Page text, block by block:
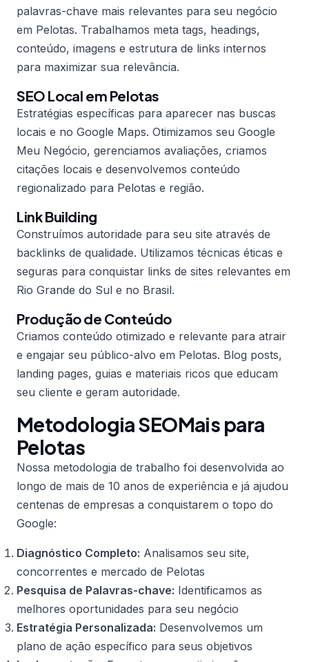
palavras-chave mais relevantes para seu negócio
em Pelotas. Trabalhamos meta tags, headings,
conteúdo, imagens e estrutura de links internos
para maximizar sua relevância.
SEO Local em Pelotas
Estratégias específicas para aparecer nas buscas
locais e no Google Maps. Otimizamos seu Google
Meu Negócio, gerenciamos avaliações, criamos
citações locais e desenvolvemos conteúdo
regionalizado para Pelotas e região.
Link Building
Construímos autoridade para seu site através de
backlinks de qualidade. Utilizamos técnicas éticas e
seguras para conquistar links de sites relevantes em
Rio Grande do Sul e no Brasil.
Produção de Conteúdo
Criamos conteúdo otimizado e relevante para atrair
e engajar seu público-alvo em Pelotas. Blog posts,
landing pages, guias e materiais ricos que educam
seu cliente e geram autoridade.
Metodologia SEOMais para
Pelotas
Nossa metodologia de trabalho foi desenvolvida ao
longo de mais de 10 anos de experiência e já ajudou
centenas de empresas a conquistarem o topo do
Google:
Diagnóstico Completo: Analisamos seu site,
concorrentes e mercado de Pelotas
Pesquisa de Palavras-chave: Identificamos as
melhores oportunidades para seu negócio
Estratégia Personalizada: Desenvolvemos um
plano de ação específico para seus objetivos